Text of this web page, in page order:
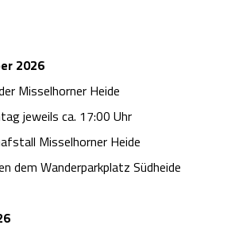
2026
Misselhorner Heide
jeweils ca. 17:00 Uhr
Misselhorner Heide
dem Wanderparkplatz Südheide